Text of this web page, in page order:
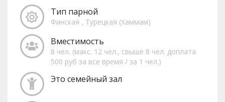
Тип парной
Финская , Турецкая (Хаммам)
Вместимость
8 чел. (макс. 12 чел., свыше 8 чел. доплата
500 руб за все время / за 1 чел.)
Это семейный зал